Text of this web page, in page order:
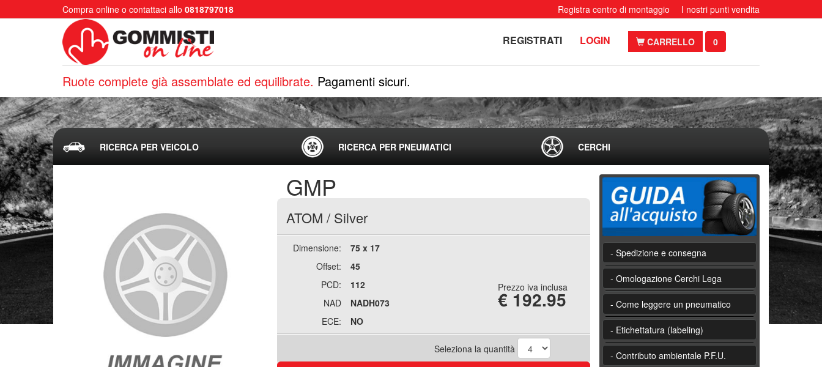
Compra online o contattaci allo 0818797018 Registra centro di montaggio I nostri punti vendita
REGISTRATI LOGIN CARRELLO 0
Ruote complete già assemblate ed equilibrate. Pagamenti sicuri.
RICERCA PER VEICOLO RICERCA PER PNEUMATICI CERCHI
GMP
ATOM / Silver
Dimensione:
75 x 17
Offset:
45
PCD:
112
NAD
NADH073
ECE:
NO
Prezzo iva inclusa
€ 192.95
Seleziona la quantità
- Spedizione e consegna
- Omologazione Cerchi Lega
- Come leggere un pneumatico
- Etichettatura (labeling)
- Contributo ambientale P.F.U.